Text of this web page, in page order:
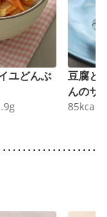
ユどんぶ
g
豆腐と
んのサ
85kcal